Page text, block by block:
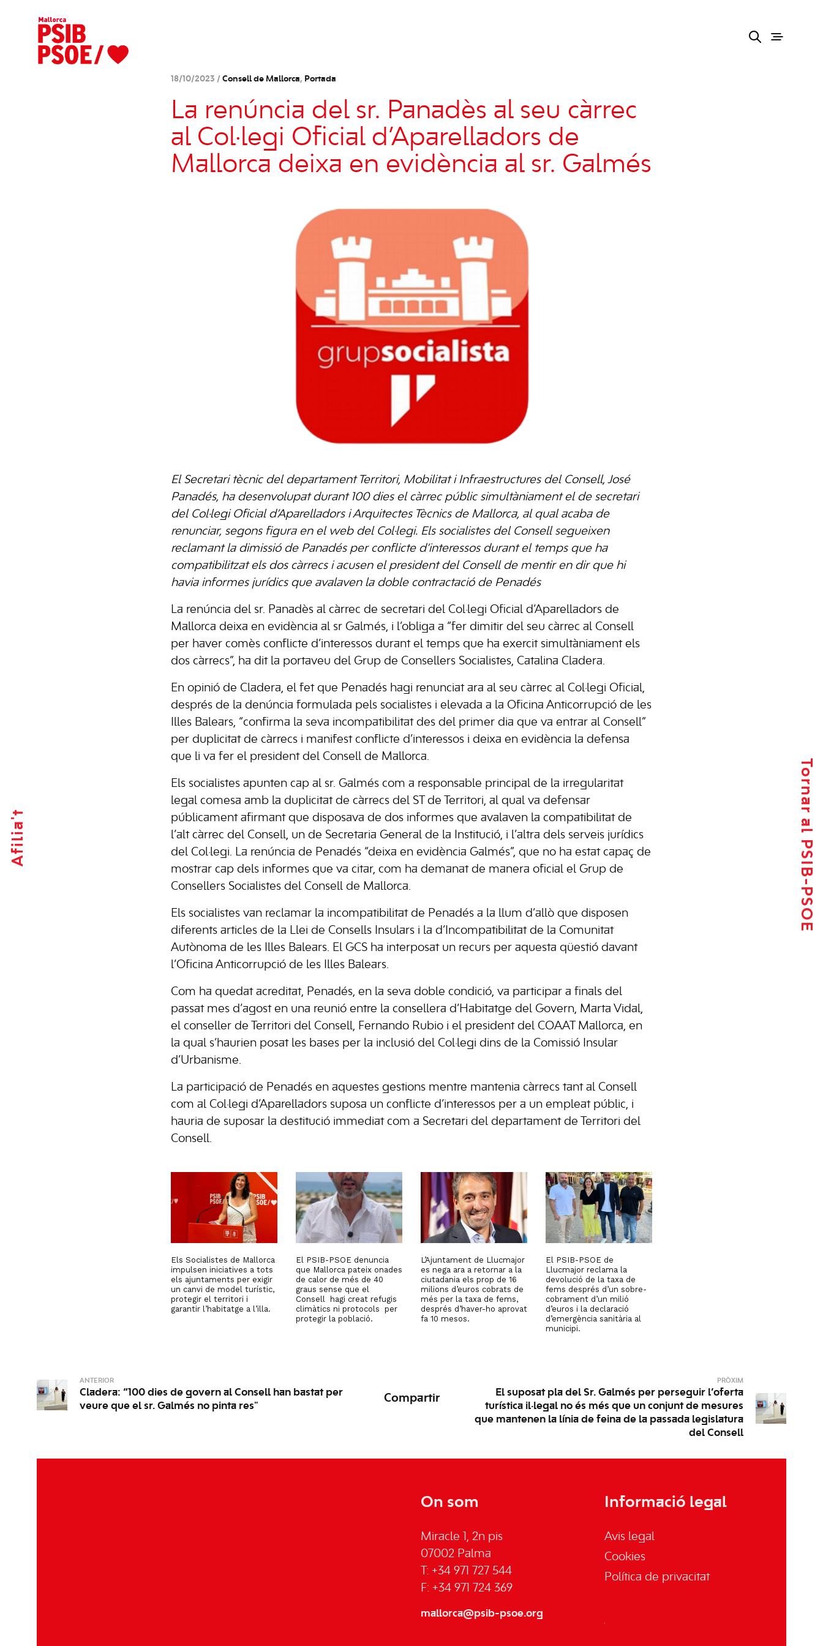
Afilia't Tornar al PSIB-PSOE
18/10/2023 / Consell de Mallorca, Portada
La renúncia del sr. Panadès al seu càrrec
al Col·legi Oficial d’Aparelladors de
Mallorca deixa en evidència al sr. Galmés
El Secretari tècnic del departament Territori, Mobilitat i Infraestructures del Consell, José
Panadés, ha desenvolupat durant 100 dies el càrrec públic simultàniament el de secretari
del Col·legi Oficial d’Aparelladors i Arquitectes Tècnics de Mallorca, al qual acaba de
renunciar, segons figura en el web del Col·legi. Els socialistes del Consell segueixen
reclamant la dimissió de Panadés per conflicte d’interessos durant el temps que ha
compatibilitzat els dos càrrecs i acusen el president del Consell de mentir en dir que hi
havia informes jurídics que avalaven la doble contractació de Penadés
La renúncia del sr. Panadès al càrrec de secretari del Col·legi Oficial d’Aparelladors de
Mallorca deixa en evidència al sr Galmés, i l’obliga a “fer dimitir del seu càrrec al Consell
per haver comès conflicte d’interessos durant el temps que ha exercit simultàniament els
dos càrrecs”, ha dit la portaveu del Grup de Consellers Socialistes, Catalina Cladera.
En opinió de Cladera, el fet que Penadés hagi renunciat ara al seu càrrec al Col·legi Oficial,
després de la denúncia formulada pels socialistes i elevada a la Oficina Anticorrupció de les
Illes Balears, “confirma la seva incompatibilitat des del primer dia que va entrar al Consell”
per duplicitat de càrrecs i manifest conflicte d’interessos i deixa en evidència la defensa
que li va fer el president del Consell de Mallorca.
Els socialistes apunten cap al sr. Galmés com a responsable principal de la irregularitat
legal comesa amb la duplicitat de càrrecs del ST de Territori, al qual va defensar
públicament afirmant que disposava de dos informes que avalaven la compatibilitat de
l’alt càrrec del Consell, un de Secretaria General de la Institució, i l’altra dels serveis jurídics
del Col·legi. La renúncia de Penadés “deixa en evidència Galmés”, que no ha estat capaç de
mostrar cap dels informes que va citar, com ha demanat de manera oficial el Grup de
Consellers Socialistes del Consell de Mallorca.
Els socialistes van reclamar la incompatibilitat de Penadés a la llum d’allò que disposen
diferents articles de la Llei de Consells Insulars i la d’Incompatibilitat de la Comunitat
Autònoma de les Illes Balears. El GCS ha interposat un recurs per aquesta qüestió davant
l’Oficina Anticorrupció de les Illes Balears.
Com ha quedat acreditat, Penadés, en la seva doble condició, va participar a finals del
passat mes d’agost en una reunió entre la consellera d’Habitatge del Govern, Marta Vidal,
el conseller de Territori del Consell, Fernando Rubio i el president del COAAT Mallorca, en
la qual s’haurien posat les bases per la inclusió del Col·legi dins de la Comissió Insular
d’Urbanisme.
La participació de Penadés en aquestes gestions mentre mantenia càrrecs tant al Consell
com al Col·legi d’Aparelladors suposa un conflicte d’interessos per a un empleat públic, i
hauria de suposar la destitució immediat com a Secretari del departament de Territori del
Consell.
Els Socialistes de Mallorca
impulsen iniciatives a tots
els ajuntaments per exigir
un canvi de model turístic,
protegir el territori i
garantir l’habitatge a l’illa.
El PSIB-PSOE denuncia
que Mallorca pateix onades
de calor de més de 40
graus sense que el
Consell hagi creat refugis
climàtics ni protocols per
protegir la població.
L’Ajuntament de Llucmajor
es nega ara a retornar a la
ciutadania els prop de 16
milions d’euros cobrats de
més per la taxa de fems,
després d’haver-ho aprovat
fa 10 mesos.
El PSIB-PSOE de
Llucmajor reclama la
devolució de la taxa de
fems després d’un sobre-
cobrament d’un milió
d’euros i la declaració
d’emergència sanitària al
municipi.
ANTERIOR
Cladera: “100 dies de govern al Consell han bastat per
veure que el sr. Galmés no pinta res"
Compartir
PRÒXIM
El suposat pla del Sr. Galmés per perseguir l’oferta
turística il·legal no és més que un conjunt de mesures
que mantenen la línia de feina de la passada legislatura
del Consell
On som
Miracle 1, 2n pis
07002 Palma
T: +34 971 727 544
F: +34 971 724 369
mallorca@psib-psoe.org
Informació legal
Avis legal
Cookies
Política de privacitat